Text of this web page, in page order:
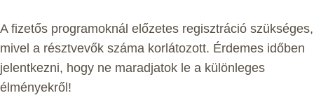
A fizetős programoknál előzetes regisztráció szükséges,
mivel a résztvevők száma korlátozott. Érdemes időben
jelentkezni, hogy ne maradjatok le a különleges
élményekről!